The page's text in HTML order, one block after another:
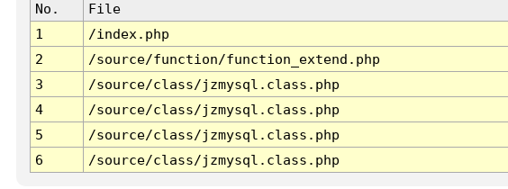
No. File
1
/index.php
2
/source/function/function_extend.php
3
/source/class/jzmysql.class.php
4
/source/class/jzmysql.class.php
5
/source/class/jzmysql.class.php
6
/source/class/jzmysql.class.php